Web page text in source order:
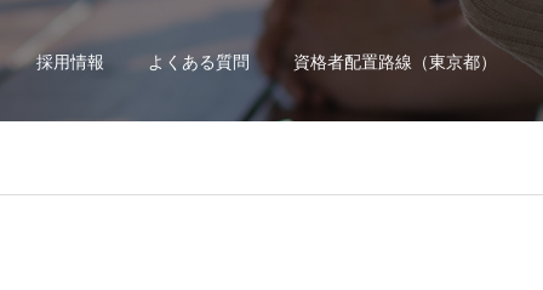
採用情報 よくある質問 資格者配置路線（東京都）